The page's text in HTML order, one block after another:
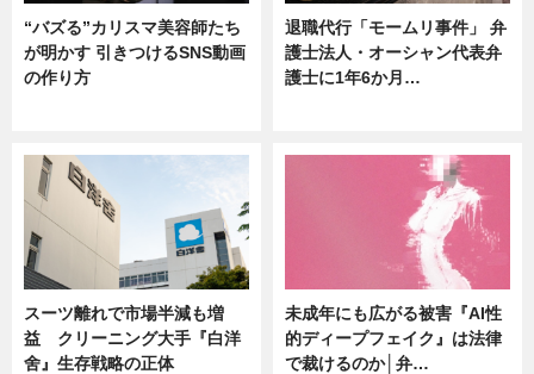
“バズる”カリスマ美容師たち
が明かす 引きつけるSNS動画
の作り方
退職代行「モームリ事件」 弁
護士法人・オーシャン代表弁
護士に1年6か月…
スーツ離れで市場半減も増
益 クリーニング大手『白洋
舍』生存戦略の正体
未成年にも広がる被害『AI性
的ディープフェイク』は法律
で裁けるのか│弁…